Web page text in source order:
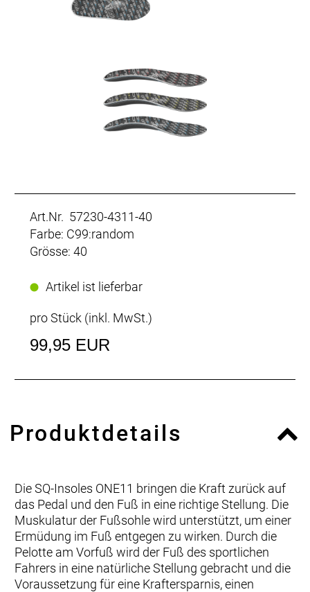
Art.Nr. 57230-4311-40
Farbe: C99:random
Grösse: 40
Artikel ist lieferbar
pro Stück (inkl. MwSt.)
99,95 EUR
Produktdetails
Die SQ-Insoles ONE11 bringen die Kraft zurück auf
das Pedal und den Fuß in eine richtige Stellung. Die
Muskulatur der Fußsohle wird unterstützt, um einer
Ermüdung im Fuß entgegen zu wirken. Durch die
Pelotte am Vorfuß wird der Fuß des sportlichen
Fahrers in eine natürliche Stellung gebracht und die
Voraussetzung für eine Kraftersparnis, einen